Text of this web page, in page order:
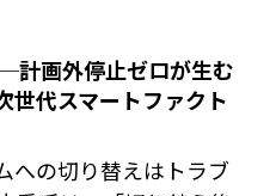
画外停止ゼロが生む
世代スマートファクト
への切り替えはトラブ